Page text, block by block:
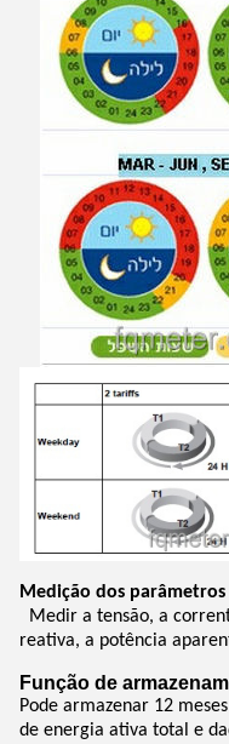
Medição dos
Medir a tensão, a
reativa, a potência
Função de
Pode armazenar 12
de energia ativa total e